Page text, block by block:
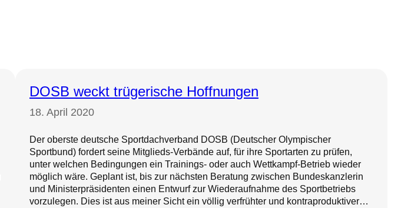
DOSB weckt trügerische Hoffnungen
18. April 2020
Der oberste deutsche Sportdachverband DOSB (Deutscher Olympischer
Sportbund) fordert seine Mitglieds-Verbände auf, für ihre Sportarten zu prüfen,
unter welchen Bedingungen ein Trainings- oder auch Wettkampf-Betrieb wieder
möglich wäre. Geplant ist, bis zur nächsten Beratung zwischen Bundeskanzlerin
und Ministerpräsidenten einen Entwurf zur Wiederaufnahme des Sportbetriebs
vorzulegen. Dies ist aus meiner Sicht ein völlig verfrühter und kontraproduktiver…